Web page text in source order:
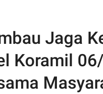
Jaga
Koramil